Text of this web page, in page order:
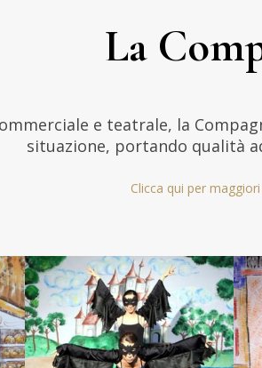
La
e teatrale, la
situazione, portando qualità
Clicca qui per